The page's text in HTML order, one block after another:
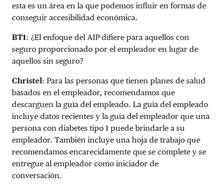
esta es un área en la que podemos influir en formas de
conseguir accesibilidad económica.
BT1: ¿El enfoque del AIP difiere para aquellos con
seguro proporcionado por el empleador en lugar de
aquellos sin seguro?
Christel: Para las personas que tienen planes de salud
basados ​​en el empleador, recomendamos que
descarguen la guía del empleado. La guía del empleado
incluye datos recientes y la guía del empleador que una
persona con diabetes tipo 1 puede brindarle a su
empleador. También incluye una hoja de trabajo que
recomendamos encarecidamente que se complete y se
entregue al empleador como iniciador de
conversación.